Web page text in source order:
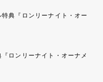
典『ロンリーナイト・オー
ロンリーナイト・オーナメ